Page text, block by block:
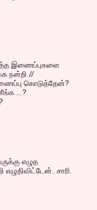
இணைப்புகளை
நன்றி //
கொடுத்தேன்?
....?
எழுத
சாரி.